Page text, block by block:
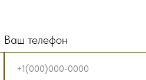
Ваш телефон